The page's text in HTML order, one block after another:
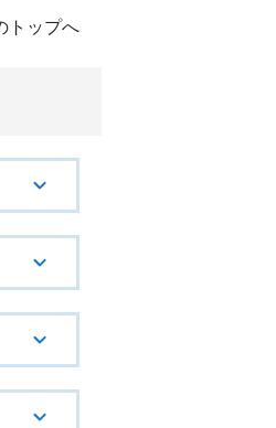
トップへ